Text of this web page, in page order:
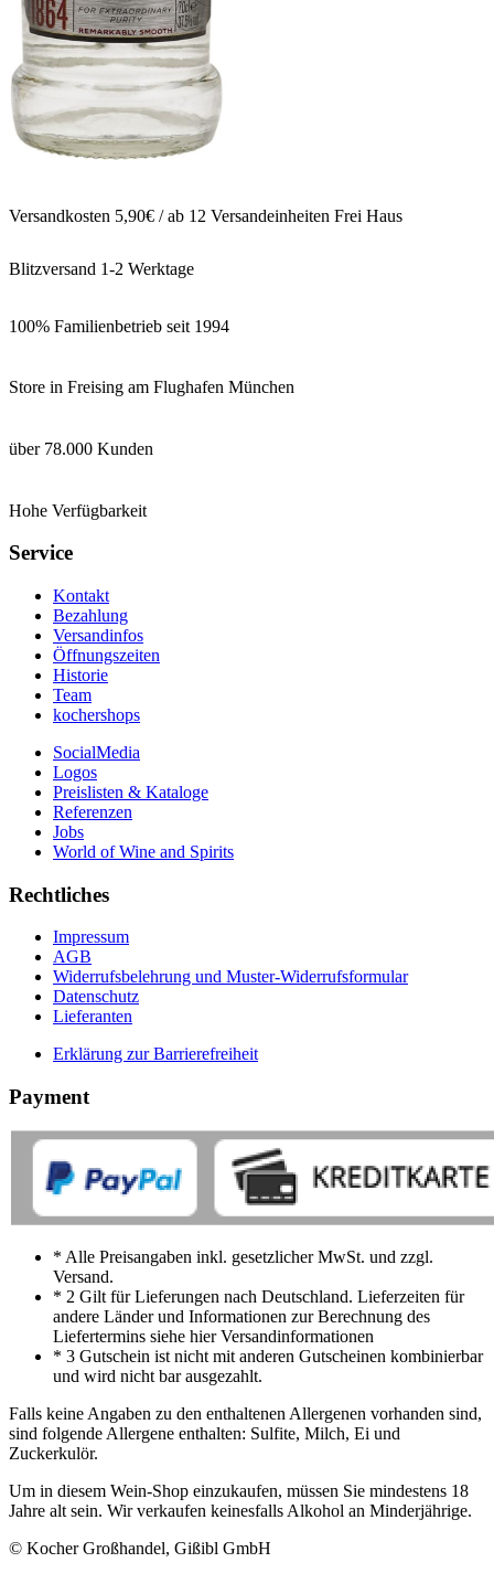
Versandkosten 5,90€ / ab 12 Versandeinheiten Frei Haus
Blitzversand 1-2 Werktage
100% Familienbetrieb seit 1994
Store in Freising am Flughafen München
über 78.000 Kunden
Hohe Verfügbarkeit
Service
Kontakt
Bezahlung
Versandinfos
Öffnungszeiten
Historie
Team
kochershops
SocialMedia
Logos
Preislisten & Kataloge
Referenzen
Jobs
World of Wine and Spirits
Rechtliches
Impressum
AGB
Widerrufsbelehrung und Muster-Widerrufsformular
Datenschutz
Lieferanten
Erklärung zur Barrierefreiheit
Payment
* Alle Preisangaben inkl. gesetzlicher MwSt. und zzgl.
Versand.
* 2 Gilt für Lieferungen nach Deutschland. Lieferzeiten für
andere Länder und Informationen zur Berechnung des
Liefertermins siehe hier Versandinformationen
* 3 Gutschein ist nicht mit anderen Gutscheinen kombinierbar
und wird nicht bar ausgezahlt.
Falls keine Angaben zu den enthaltenen Allergenen vorhanden sind,
sind folgende Allergene enthalten: Sulfite, Milch, Ei und
Zuckerkulör.
Um in diesem Wein-Shop einzukaufen, müssen Sie mindestens 18
Jahre alt sein. Wir verkaufen keinesfalls Alkohol an Minderjährige.
© Kocher Großhandel, Gißibl GmbH